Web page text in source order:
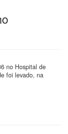
no Hospital de
foi levado, na